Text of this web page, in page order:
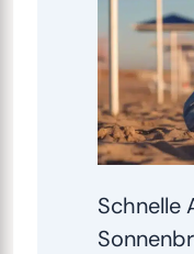
Schnelle